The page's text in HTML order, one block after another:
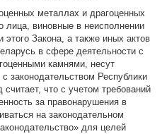
металлах и драгоценных
лица, виновные в неисполнении
Закона, а также иных актов
в сфере деятельности с
камнями, несут
с законодательством Республики
что с учетом требований
за правонарушения в
на законодательном
для целей